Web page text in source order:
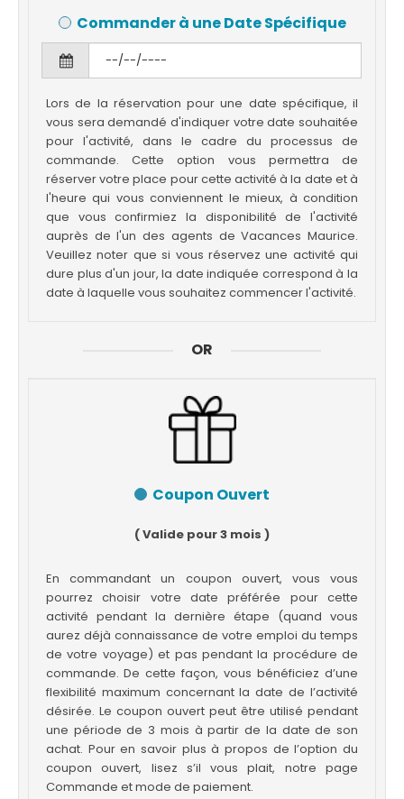
Commander à une Date Spécifique
Lors de la réservation pour une date spécifique, il
vous sera demandé d'indiquer votre date souhaitée
pour l'activité, dans le cadre du processus de
commande. Cette option vous permettra de
réserver votre place pour cette activité à la date et à
l'heure qui vous conviennent le mieux, à condition
que vous confirmiez la disponibilité de l'activité
auprès de l'un des agents de Vacances Maurice.
Veuillez noter que si vous réservez une activité qui
dure plus d'un jour, la date indiquée correspond à la
date à laquelle vous souhaitez commencer l'activité.
OR
Coupon Ouvert
( Valide pour 3 mois )
En commandant un coupon ouvert, vous vous
pourrez choisir votre date préférée pour cette
activité pendant la dernière étape (quand vous
aurez déjà connaissance de votre emploi du temps
de votre voyage) et pas pendant la procédure de
commande. De cette façon, vous bénéficiez d’une
flexibilité maximum concernant la date de l’activité
désirée. Le coupon ouvert peut être utilisé pendant
une période de 3 mois à partir de la date de son
achat. Pour en savoir plus à propos de l’option du
coupon ouvert, lisez s’il vous plait, notre page
Commande et mode de paiement.